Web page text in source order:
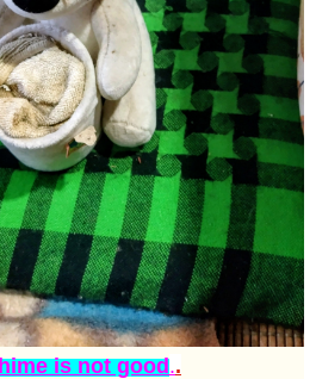
is not good..